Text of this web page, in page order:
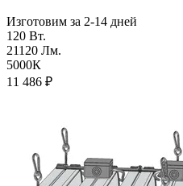
Изготовим за 2-14 дней
120 Вт.
21120 Лм.
5000К
11 486 ₽